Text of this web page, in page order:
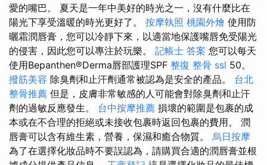
愛的嘴巴。 夏天是一年中美好的時光之一，沒有什麼比在
陽光下享受溫暖的時光更好了。 按摩執照 桃園外燴 使用防
曬霜潤唇膏，您可以冷靜下來，以適當地保護嘴唇免受陽光
的侵害，因此您可以專注於玩樂。 記帳士 答案 您可以每天
使用Bepanthen®Derma唇部護理SPF 整復 整骨 ssl 50。
撥筋美容 除臭劑和止汗劑通常被認為是安全的產品。 台北
整骨推薦 但是，皮膚非常敏感的人可能會對除臭劑和止汗
劑的過敏反應發生。 台中按摩推薦 損壞的範圍是包裹的成
本或在不合理的拒絕或未接收包裹時返回包裹的費用。 潤
唇膏可以含有維生素，營養，保濕和癒合物質。 烏日按摩
為了在選擇化妝品時不要誤認為，請購買合適的潤唇膏並根